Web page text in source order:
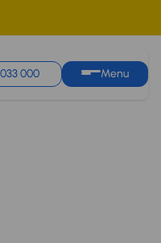
000 Menu